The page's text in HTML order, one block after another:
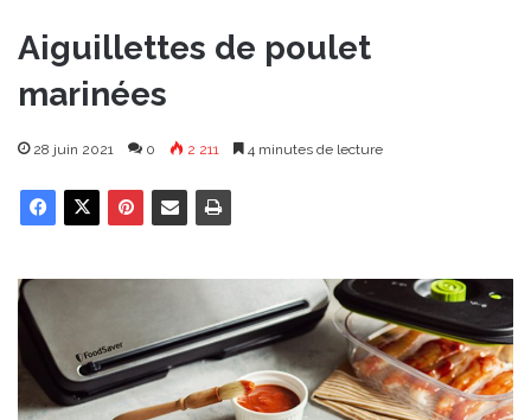
Aiguillettes de poulet
marinées
28 juin 2021 0 2 211 4 minutes de lecture